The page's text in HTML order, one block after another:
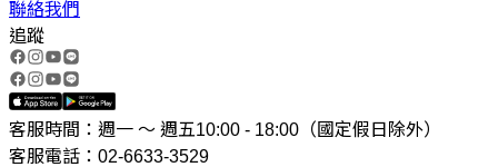
聯絡我們
追蹤
客服時間：週一 ～ 週五10:00 - 18:00（國定假日除外）
客服電話：02-6633-3529